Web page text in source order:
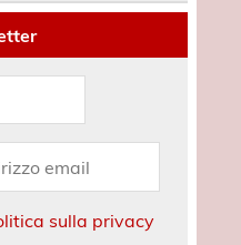
sulla privacy